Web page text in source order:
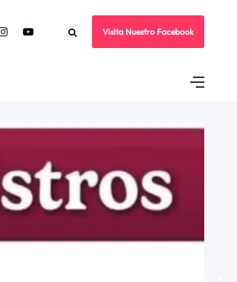
Visita Nuestro Facebook